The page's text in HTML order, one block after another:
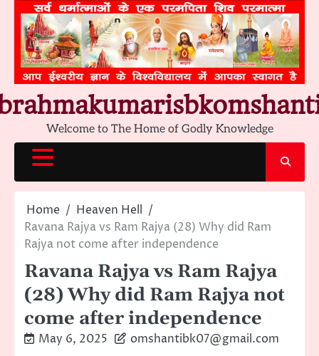
content
Welcome to The Home of Godly Knowledge
Home
Heaven Hell
Ravana Rajya vs Ram Rajya (28) Why did Ram
Rajya not come after independence
Ravana Rajya vs Ram Rajya
(28) Why did Ram Rajya not
come after independence
May 6, 2025 omshantibk07@gmail.com